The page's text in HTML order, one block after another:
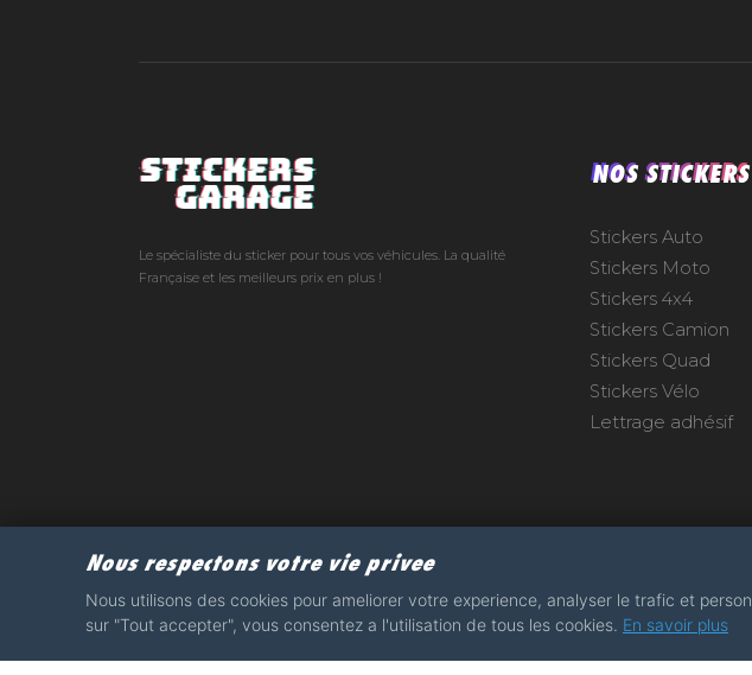
Le spécialiste du sticker pour tous vos véhicules. La qualité
Française et les meilleurs prix en plus !
NOS STICKERS
Stickers Auto
Stickers Moto
Stickers 4x4
Stickers Camion
Stickers Quad
Stickers Vélo
Lettrage adhésif
Nous respectons votre vie privee
Nous utilisons des cookies pour ameliorer votre experience, analyser le trafic et
sur "Tout accepter", vous consentez a l'utilisation de tous les cookies. En savoir plus